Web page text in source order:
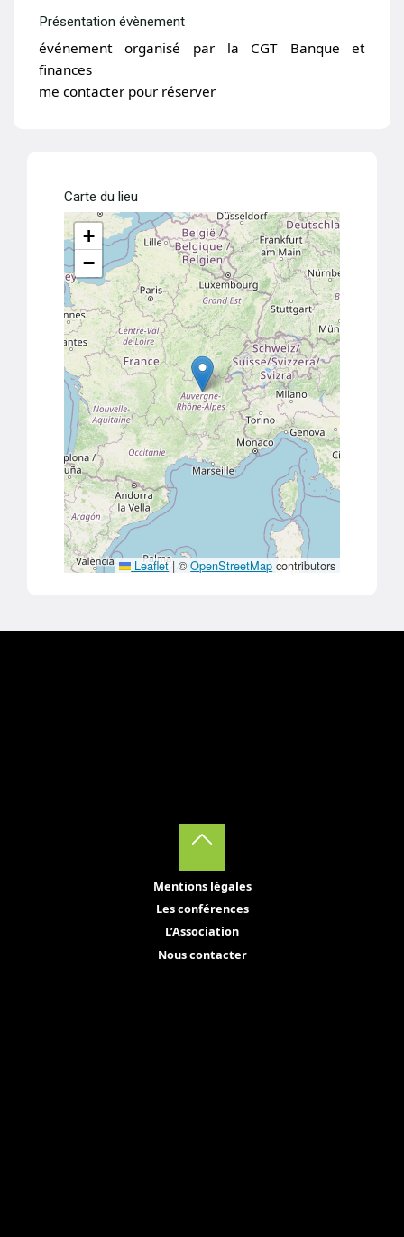
Présentation évènement
événement organisé par la CGT Banque et
finances
me contacter pour réserver
Carte du lieu
+
−
Leaflet | ©OpenStreetMap contributors
Mentions légales
Les conférences
L’Association
Nous contacter
Back
to
Top